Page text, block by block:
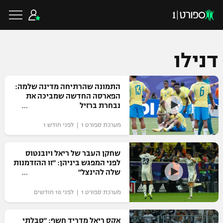
כדורגל ישראלי
ליגת העל
גביע הטוטו
ליגיונרים
גביע המדינה
כדורגל עולמי
ליגת האלופות
ליגה אירופית
ליגה אנגלית
כדורסל ישראלי
ליגת ווינר סל
ליגה לאומית
כדורסל עולמי
NBA
דנילו
התמונה שהרתיחה מדינה שלמה:
הפארסה החדשה שמביכה את
נבחרת ברזיל
מערכת ספורט 1 | לפני חודש 1
שחקן העבר של ריאל ויובנטוס
לפני המפגש ביניהן: "זו ההזדמנות
שלה להינצל"
מערכת ספורט 1 | לפני 10 חודשים
אקס ריאל מדריד חשף: "סבלתי